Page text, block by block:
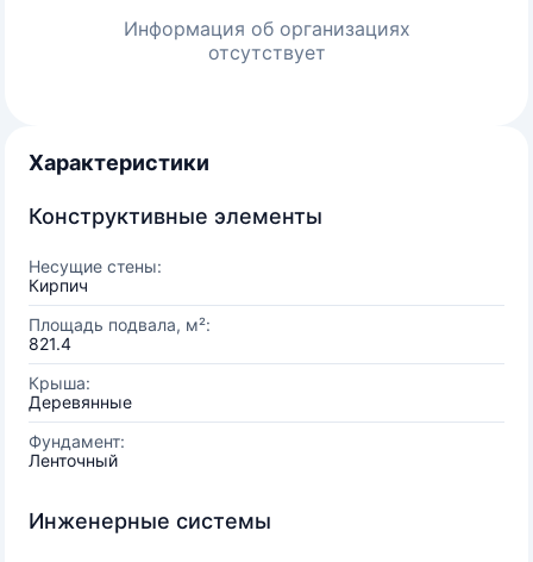
Информация об организациях
отсутствует
Характеристики
Конструктивные элементы
Несущие стены:
Кирпич
Площадь подвала, м²:
821.4
Крыша:
Деревянные
Фундамент:
Ленточный
Инженерные системы